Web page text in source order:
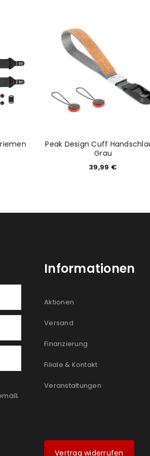
Ich stimme zu
Ja, ich möchte ein
Datenschutzerklärung. *
REGISTRIEREN
Peak Design Cuff
Grau
39,99 €
Informationen
Aktionen
Versand
Finanzierung
Filiale & Kontakt
Veranstaltungen
Vertrag widerrufen